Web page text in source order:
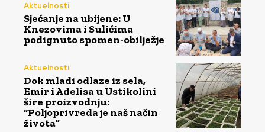
Aktuelnosti
Sjećanje na ubijene: U
Knezovima i Sulićima
podignuto spomen-obilježje
Aktuelnosti
Dok mladi odlaze iz sela,
Emir i Adelisa u Ustikolini
šire proizvodnju:
“Poljoprivreda je naš način
života”